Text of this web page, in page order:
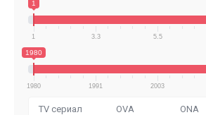
1
1 3.3 5.5
1980
1980 1991 2003
TV сериал OVA ONA